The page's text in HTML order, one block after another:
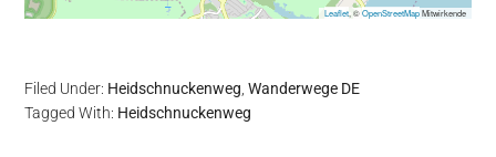
Leaflet, ©OpenStreetMapMitwirkende
Filed Under: Heidschnuckenweg ,Wanderwege DE
Tagged With: Heidschnuckenweg